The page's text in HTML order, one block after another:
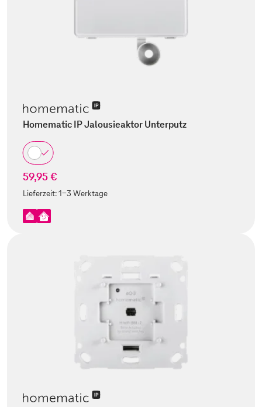
Homematic IP Jalousieaktor Unterputz
59,95 €
Lieferzeit:1-3 Werktage